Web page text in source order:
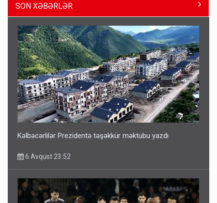
ŞOK! David Seliverstov ölkədən qaçdı
6 Avqust 14:14
SON XƏBƏRLƏR
Kəlbəcərlilər Prezidentə təşəkkür məktubu yazdı
6 Avqust 23:52